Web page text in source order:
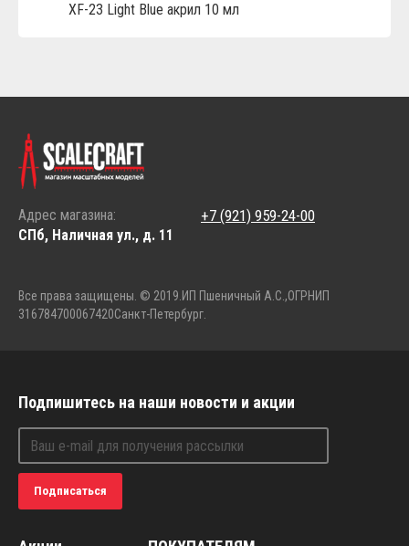
XF-23 Light Blue акрил 10 мл
Адрес магазина:
СПб, Наличная ул., д. 11
+7 (921) 959-24-00
Все права защищены. © 2019. ИП Пшеничный А.С.,ОГРНИП
316784700067420Санкт-Петербург.
Подпишитесь на наши новости и акции
Подписаться